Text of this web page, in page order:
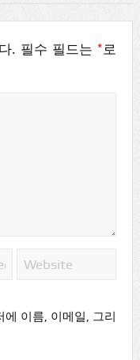
. 필수 필드는*로
에 이름, 이메일, 그리